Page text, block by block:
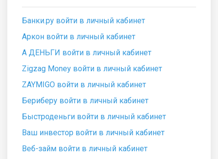
Банки.ру войти в личный кабинет
Аркон войти в личный кабинет
А ДЕНЬГИ войти в личный кабинет
Zigzag Money войти в личный кабинет
ZAYMIGO войти в личный кабинет
Бериберу войти в личный кабинет
Быстроденьги войти в личный кабинет
Ваш инвестор войти в личный кабинет
Веб-займ войти в личный кабинет